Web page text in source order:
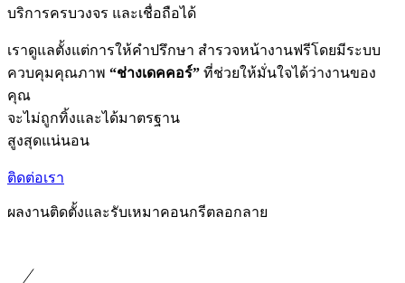
บริการครบวงจร และเชื่อถือได้
เราดูแลตั้งแต่การให้คำปรึกษา สำรวจหน้างานฟรีโดยมีระบบ
ควบคุมคุณภาพ “ช่างเดคคอร์” ที่ช่วยให้มั่นใจได้ว่างานของ
คุณ
จะไม่ถูกทิ้งและได้มาตรฐาน
สูงสุดแน่นอน
ติดต่อเรา
ผลงานติดตั้งและรับเหมาคอนกรีตลอกลาย